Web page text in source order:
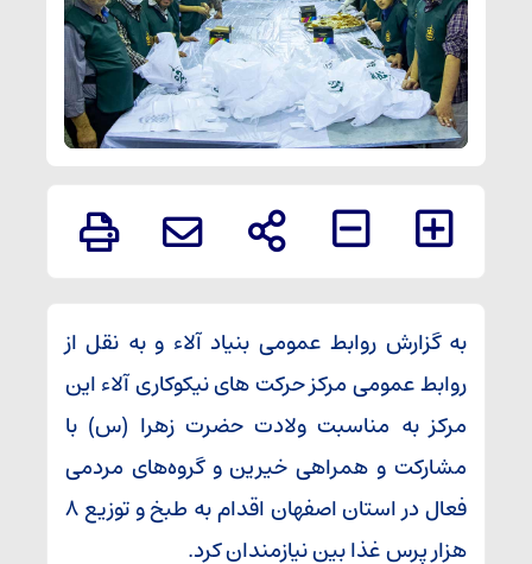
به گزارش روابط عمومی بنیاد آلاء و به نقل از
روابط عمومی مرکز حرکت های نیکوکاری آلاء این
مرکز به مناسبت ولادت حضرت زهرا (س) با
مشارکت و همراهی خیرین و گروه‌های مردمی
فعال در استان اصفهان اقدام به طبخ و توزیع ۸
هزار پرس غذا بین نیازمندان کرد.